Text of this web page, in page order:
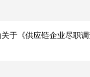
于《供应链企业尽职